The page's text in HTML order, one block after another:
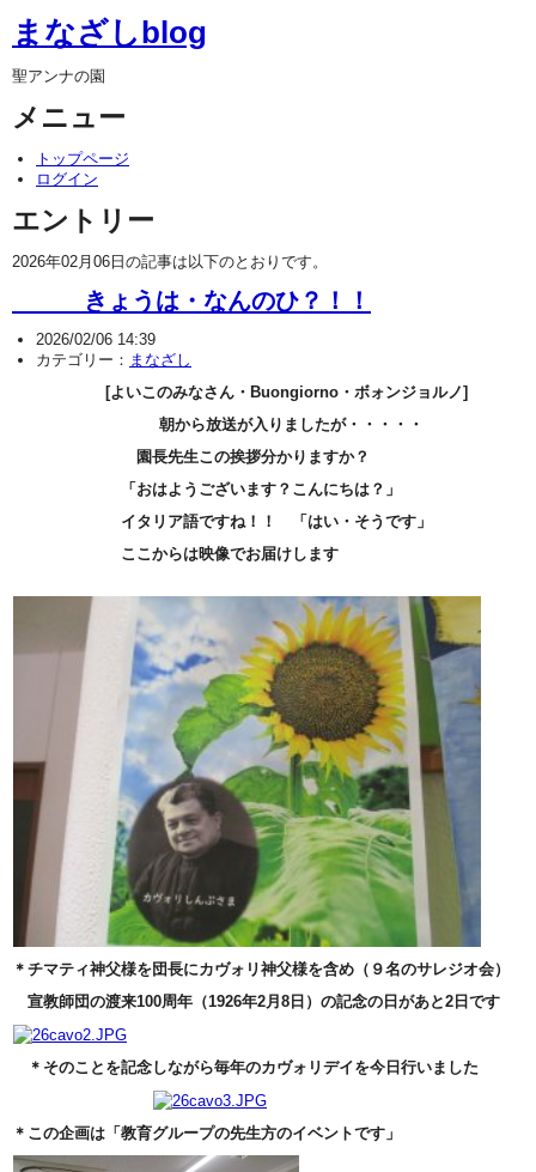
まなざしblog
聖アンナの園
メニュー
トップページ
ログイン
エントリー
2026年02月06日の記事は以下のとおりです。
きょうは・なんのひ？！！
2026/02/06 14:39
カテゴリー： まなざし
[よいこのみなさん・Buongiorno・ボォンジョルノ]
朝から放送が入りましたが・・・・・
園長先生この挨拶分かりますか？
「おはようございます？こんにちは？」
イタリア語ですね！！ 「はい・そうです」
ここからは映像でお届けします
＊チマティ神父様を団長にカヴォリ神父様を含め（９名のサレジオ会）
宣教師団の渡来100周年（1926年2月8日）の記念の日があと2日です
＊そのことを記念しながら毎年のカヴォリデイを今日行いました
＊この企画は「教育グループの先生方のイベントです」